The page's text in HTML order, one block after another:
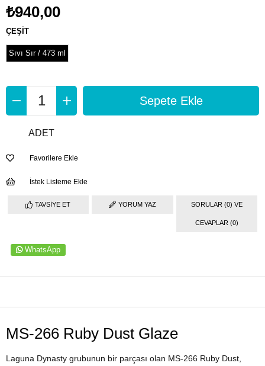
₺940,00
ÇEŞİT
Sıvı Sır / 473 ml
ADET
Favorilere Ekle
İstek Listeme Ekle
TAVSIYE ET YORUM YAZ SORULAR (0) VE
CEVAPLAR (0)
WhatsApp
MS-266 Ruby Dust Glaze
Laguna Dynasty grubunun bir parçası olan MS-266 Ruby Dust,